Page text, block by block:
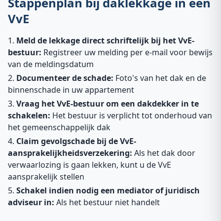
VvE
Meld de lekkage direct schriftelijk bij het VvE-
bestuur: Registreer uw melding per e-mail voor bewijs
van de meldingsdatum
Documenteer de schade: Foto's van het dak en de
binnenschade in uw appartement
Vraag het VvE-bestuur om een dakdekker in te
schakelen: Het bestuur is verplicht tot onderhoud van
het gemeenschappelijk dak
Claim gevolgschade bij de VvE-
aansprakelijkheidsverzekering: Als het dak door
verwaarlozing is gaan lekken, kunt u de VvE
aansprakelijk stellen
Schakel indien nodig een mediator of juridisch
adviseur in: Als het bestuur niet handelt